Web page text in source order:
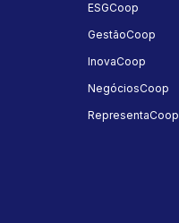
ESGCoop
GestãoCoop
InovaCoop
NegóciosCoop
RepresentaCoop